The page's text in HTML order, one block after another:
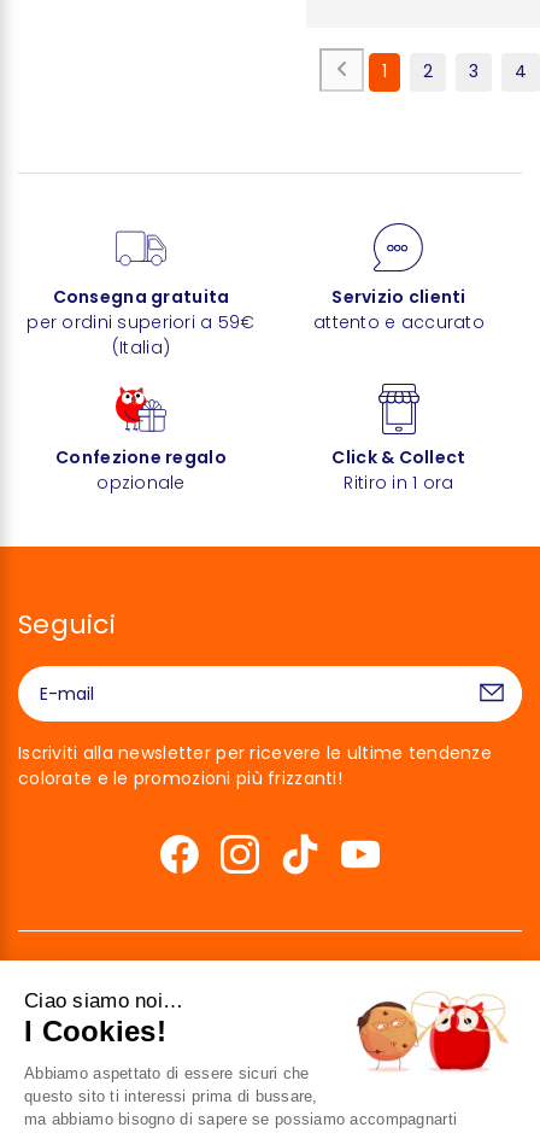
1 2 3 4
Consegna gratuita
per ordini superiori a 59€
(Italia)
Servizio clienti
attento e accurato
Confezione regalo
opzionale
Click & Collect
Ritiro in 1 ora
Seguici
Iscriviti alla newsletter per ricevere le ultime tendenze
colorate e le promozioni più frizzanti!
41 av. de l’agent Sarre
92700 Colombes
Ciao siamo noi…
I Cookies!
Abbiamo aspettato di essere sicuri che
questo sito ti interessi prima di bussare,
ma abbiamo bisogno di sapere se possiamo accompagnarti